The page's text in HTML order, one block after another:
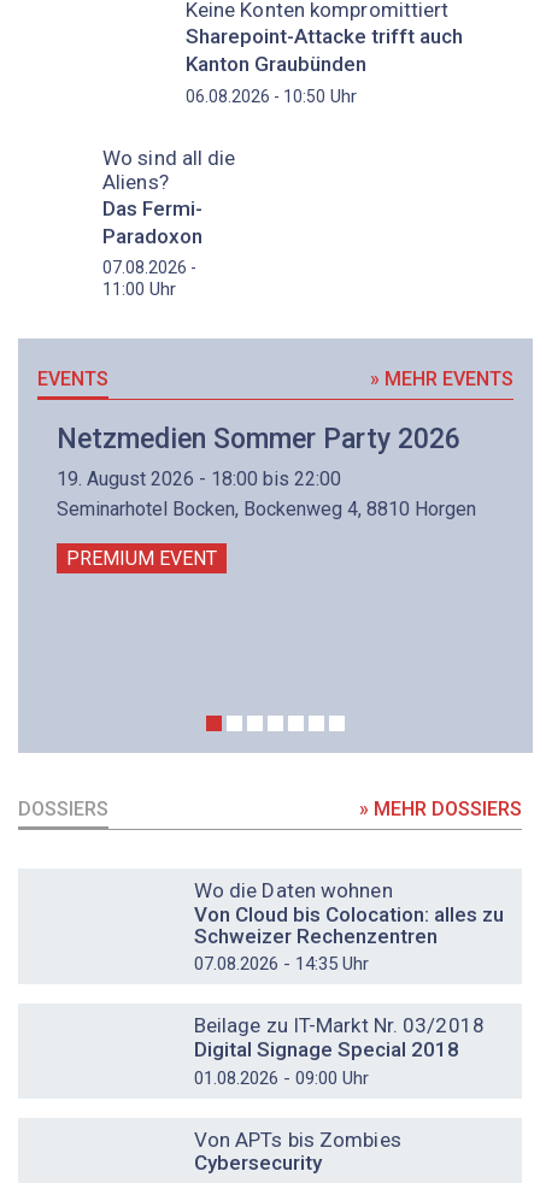
Keine Konten kompromittiert
Sharepoint-Attacke trifft auch
Kanton Graubünden
06.08.2026 - 10:50 Uhr
Wo sind all die
Aliens?
Das Fermi-
Paradoxon
07.08.2026 -
11:00 Uhr
EVENTS » MEHR EVENTS
Netzmedien Sommer Party 2026
19. August 2026 - 18:00 bis 22:00
Seminarhotel Bocken, Bockenweg 4, 8810 Horgen
PREMIUM EVENT
DOSSIERS » MEHR DOSSIERS
Wo die Daten wohnen
Von Cloud bis Colocation: alles zu
Schweizer Rechenzentren
07.08.2026 - 14:35 Uhr
Beilage zu IT-Markt Nr. 03/2018
Digital Signage Special 2018
01.08.2026 - 09:00 Uhr
Von APTs bis Zombies
Cybersecurity